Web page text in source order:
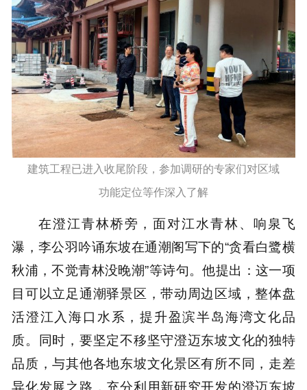
建筑工程已进入收尾阶段，参加调研的专家们对区域
功能定位等作深入了解
在澄江青林桥旁，面对江水青林、响泉飞
瀑，李公羽吟诵东坡在通潮阁写下的“贪看白鹭横
秋浦，不觉青林没晚潮”等诗句。他提出：这一项
目可以立足通潮驿景区，带动周边区域，整体盘
活澄江入海口水系，提升盈滨半岛海湾文化品
质。同时，要坚定不移坚守澄迈东坡文化的独特
品质，与其他各地东坡文化景区有所不同，走差
异化发展之路，充分利用新研究开发的澄迈东坡